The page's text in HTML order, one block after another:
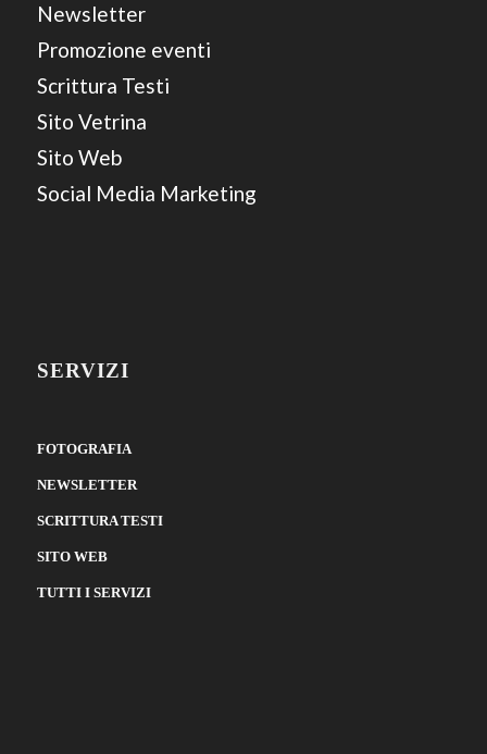
Newsletter
Promozione eventi
Scrittura Testi
Sito Vetrina
Sito Web
Social Media Marketing
SERVIZI
FOTOGRAFIA
NEWSLETTER
SCRITTURA TESTI
SITO WEB
TUTTI I SERVIZI